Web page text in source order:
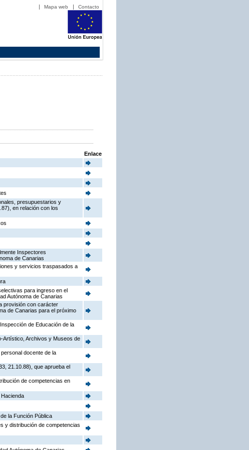
Mapa web Contacto
Enlace
presupuestarios y
en relación con los
Inspectores
de Canarias
y servicios traspasados a
para ingreso en el
Autónoma de Canarias
provisión con carácter
de Canarias para el próximo
de Educación de la
Artístico, Archivos y Museos de
docente de la
21.10.88), que aprueba el
de competencias en
la Función Pública
y distribución de competencias